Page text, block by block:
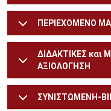
ΠΕΡΙΕΧΟΜΕΝΟ
ΔΙΔΑΚΤΙΚΕΣ και
ΑΞΙΟΛΟΓΗΣΗ
ΣΥΝΙΣΤΩΜΕΝΗ-